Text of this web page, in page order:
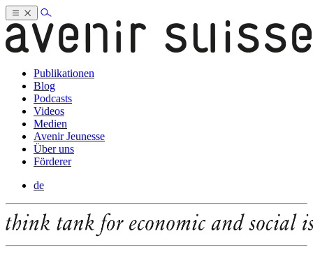
Publikationen
Blog
Podcasts
Videos
Medien
Avenir Jeunesse
Über uns
Förderer
de